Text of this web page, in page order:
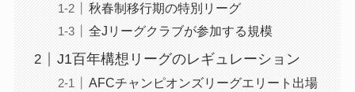
秋春制移行期の特別リーグ
全Jリーグクラブが参加する規模
J1百年構想リーグのレギュレーション
AFCチャンピオンズリーグエリート出場